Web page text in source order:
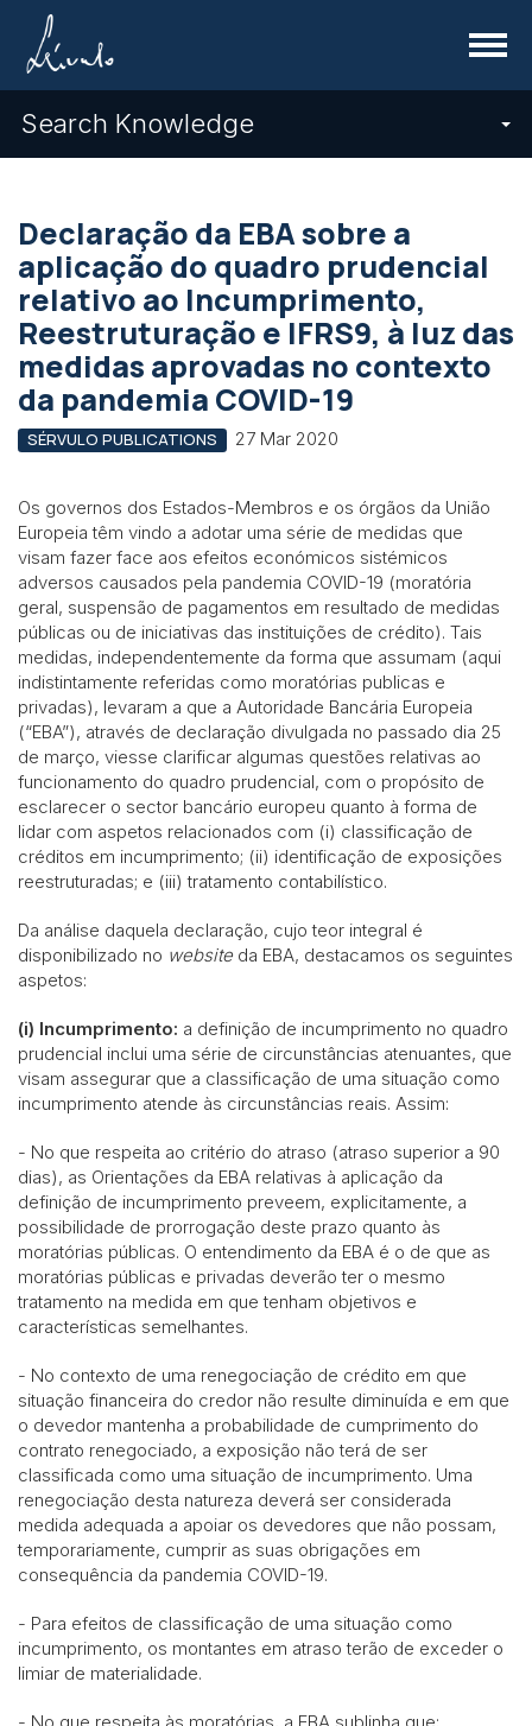
Menu
Search Knowledge
Declaração da EBA sobre a
aplicação do quadro prudencial
relativo ao Incumprimento,
Reestruturação e IFRS9, à luz das
medidas aprovadas no contexto
da pandemia COVID-19
SÉRVULO PUBLICATIONS 27 Mar 2020
Os governos dos Estados-Membros e os órgãos da União
Europeia têm vindo a adotar uma série de medidas que
visam fazer face aos efeitos económicos sistémicos
adversos causados pela pandemia COVID-19 (moratória
geral, suspensão de pagamentos em resultado de medidas
públicas ou de iniciativas das instituições de crédito). Tais
medidas, independentemente da forma que assumam (aqui
indistintamente referidas como moratórias publicas e
privadas), levaram a que a Autoridade Bancária Europeia
(“EBA”), através de declaração divulgada no passado dia 25
de março, viesse clarificar algumas questões relativas ao
funcionamento do quadro prudencial, com o propósito de
esclarecer o sector bancário europeu quanto à forma de
lidar com aspetos relacionados com (i) classificação de
créditos em incumprimento; (ii) identificação de exposições
reestruturadas; e (iii) tratamento contabilístico.
Da análise daquela declaração, cujo teor integral é
disponibilizado no websiteda EBA, destacamos os seguintes
aspetos:
(i) Incumprimento: a definição de incumprimento no quadro
prudencial inclui uma série de circunstâncias atenuantes, que
visam assegurar que a classificação de uma situação como
incumprimento atende às circunstâncias reais. Assim:
- No que respeita ao critério do atraso (atraso superior a 90
dias), as Orientações da EBA relativas à aplicação da
definição de incumprimento preveem, explicitamente, a
possibilidade de prorrogação deste prazo quanto às
moratórias públicas. O entendimento da EBA é o de que as
moratórias públicas e privadas deverão ter o mesmo
tratamento na medida em que tenham objetivos e
características semelhantes.
- No contexto de uma renegociação de crédito em que
situação financeira do credor não resulte diminuída e em que
o devedor mantenha a probabilidade de cumprimento do
contrato renegociado, a exposição não terá de ser
classificada como uma situação de incumprimento. Uma
renegociação desta natureza deverá ser considerada
medida adequada a apoiar os devedores que não possam,
temporariamente, cumprir as suas obrigações em
consequência da pandemia COVID-19.
- Para efeitos de classificação de uma situação como
incumprimento, os montantes em atraso terão de exceder o
limiar de materialidade.